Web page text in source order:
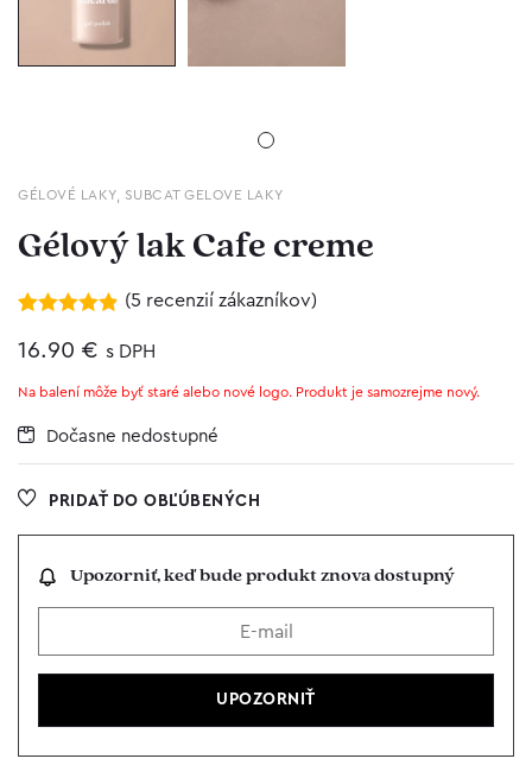
GÉLOVÉ LAKY, SUBCAT GELOVE LAKY
Gélový lak Cafe creme
4.80z 5 na
zákazníckych
(5 recenzií zákazníkov)
16.90 € s DPH
Na balení môže byť staré alebo nové logo. Produkt je samozrejme nový.
Dočasne nedostupné
PRIDAŤ DO OBĽÚBENÝCH
Upozorniť, keď bude produkt znova dostupný